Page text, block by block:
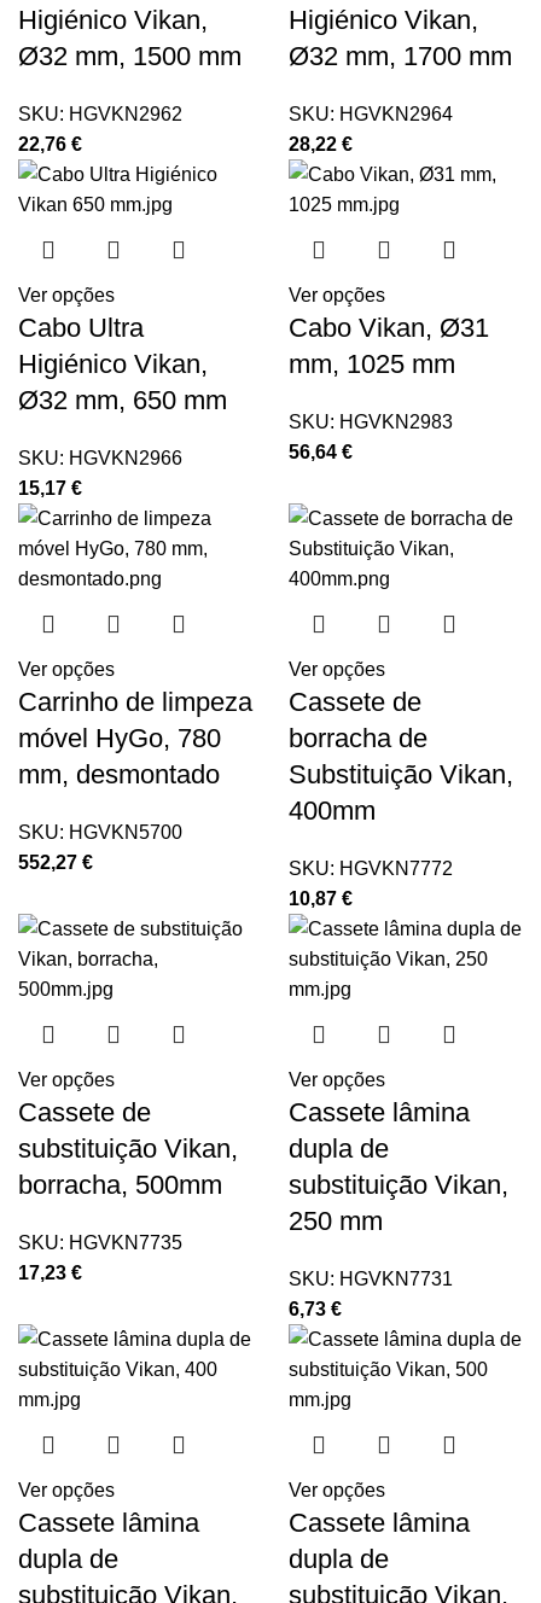
Higiénico Vikan,
Ø32 mm, 1500 mm
SKU: HGVKN2962
22,76 €
Higiénico Vikan,
Ø32 mm, 1700 mm
SKU: HGVKN2964
28,22 €
Ver opções
Cabo Ultra
Higiénico Vikan,
Ø32 mm, 650 mm
SKU: HGVKN2966
15,17 €
Ver opções
Cabo Vikan, Ø31
mm, 1025 mm
SKU: HGVKN2983
56,64 €
Ver opções
Carrinho de limpeza
móvel HyGo, 780
mm, desmontado
SKU: HGVKN5700
552,27 €
Ver opções
Cassete de
borracha de
Substituição Vikan,
400mm
SKU: HGVKN7772
10,87 €
Ver opções
Cassete de
substituição Vikan,
borracha, 500mm
SKU: HGVKN7735
17,23 €
Ver opções
Cassete lâmina
dupla de
substituição Vikan,
250 mm
SKU: HGVKN7731
6,73 €
Ver opções
Cassete lâmina
dupla de
substituição Vikan,
Ver opções
Cassete lâmina
dupla de
substituição Vikan,